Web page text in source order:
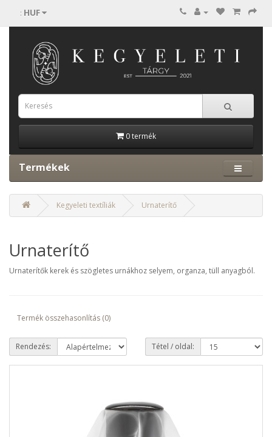
: HUF
0 termék
Termékek
Kegyeleti textíliák Urnaterítő
Urnaterítő
Urnaterítők kerek és szögletes urnákhoz selyem, organza, tüll anyagból.
Termék összehasonlítás (0)
Rendezés: Tétel / oldal: